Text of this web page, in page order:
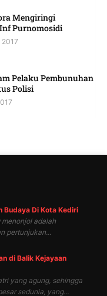
Mengiringi
Purnomosidi
2017
Pelaku Pembunuhan
Polisi
Budaya Di Kota Kediri
adalah
pertunjukan...
di Balik Kejayaan
yang agung, sehingga
sedunia, yang...